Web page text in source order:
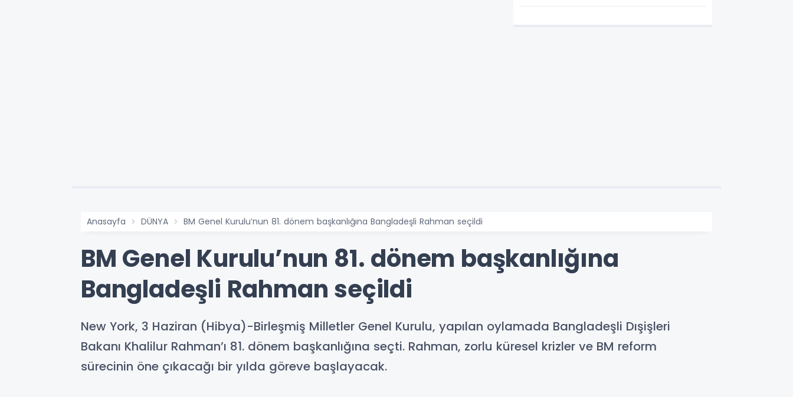
Anasayfa DÜNYA BM Genel Kurulu’nun 81. dönem başkanlığına Bangladeşli Rahman seçildi
BM Genel Kurulu’nun 81. dönem başkanlığına
Bangladeşli Rahman seçildi
New York, 3 Haziran (Hibya)-Birleşmiş Milletler Genel Kurulu, yapılan oylamada Bangladeşli Dışişleri
Bakanı Khalilur Rahman’ı 81. dönem başkanlığına seçti. Rahman, zorlu küresel krizler ve BM reform
sürecinin öne çıkacağı bir yılda göreve başlayacak.